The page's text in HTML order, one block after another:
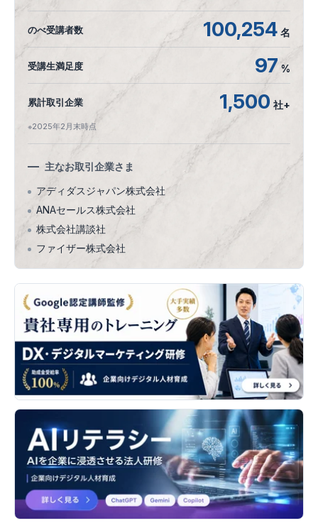
のべ受講者数 100,254 名
受講生満足度 97 %
累計取引企業 1,500 社+
※2025年2月末時点
主なお取引企業さま
アディダスジャパン株式会社
ANAセールス株式会社
株式会社講談社
ファイザー株式会社